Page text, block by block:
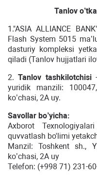
Tanlov o’
1."ASIA ALLIANCE
Flash System 5015
dasturiy kompleksi
qiladi (Tanlov hujjatlari
2.Tanlov tashkilotchisi
yuridik manzili:
ko’chasi, 2A uy.
Savollar bo’yicha:
Axborot
quvvatlash bo'limi
Manzil: Toshkent sh.,
ko’chasi, 2A uy
Telefon: (+998 71)